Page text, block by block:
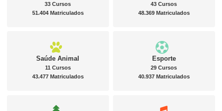
33 Cursos
51.404 Matriculados
43 Cursos
48.369 Matriculados
Saúde Animal
11 Cursos
43.477 Matriculados
Esporte
29 Cursos
40.937 Matriculados